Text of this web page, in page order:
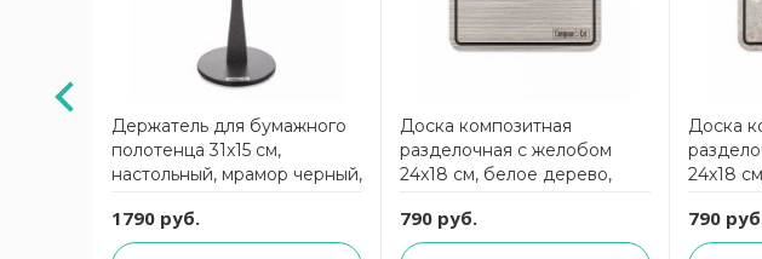
Держатель для бумажного
полотенца 31x15 см,
настольный, мрамор черный,
Elegance ComposeEat
1790 руб.
Доска композитная
разделочная с желобом
24x18 см, белое дерево,
790 руб.
Доска
24x18
790